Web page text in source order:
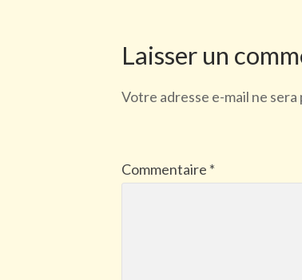
Laisser un
Votre adresse e-mail ne sera
Commentaire *